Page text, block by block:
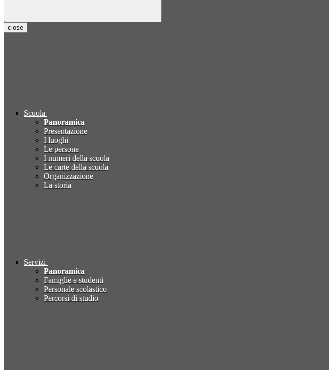
close
Scuola
Panoramica
Presentazione
I luoghi
Le persone
I numeri della scuola
Le carte della scuola
Organizzazione
La storia
Servizi
Panoramica
Famiglie e studenti
Personale scolastico
Percorsi di studio